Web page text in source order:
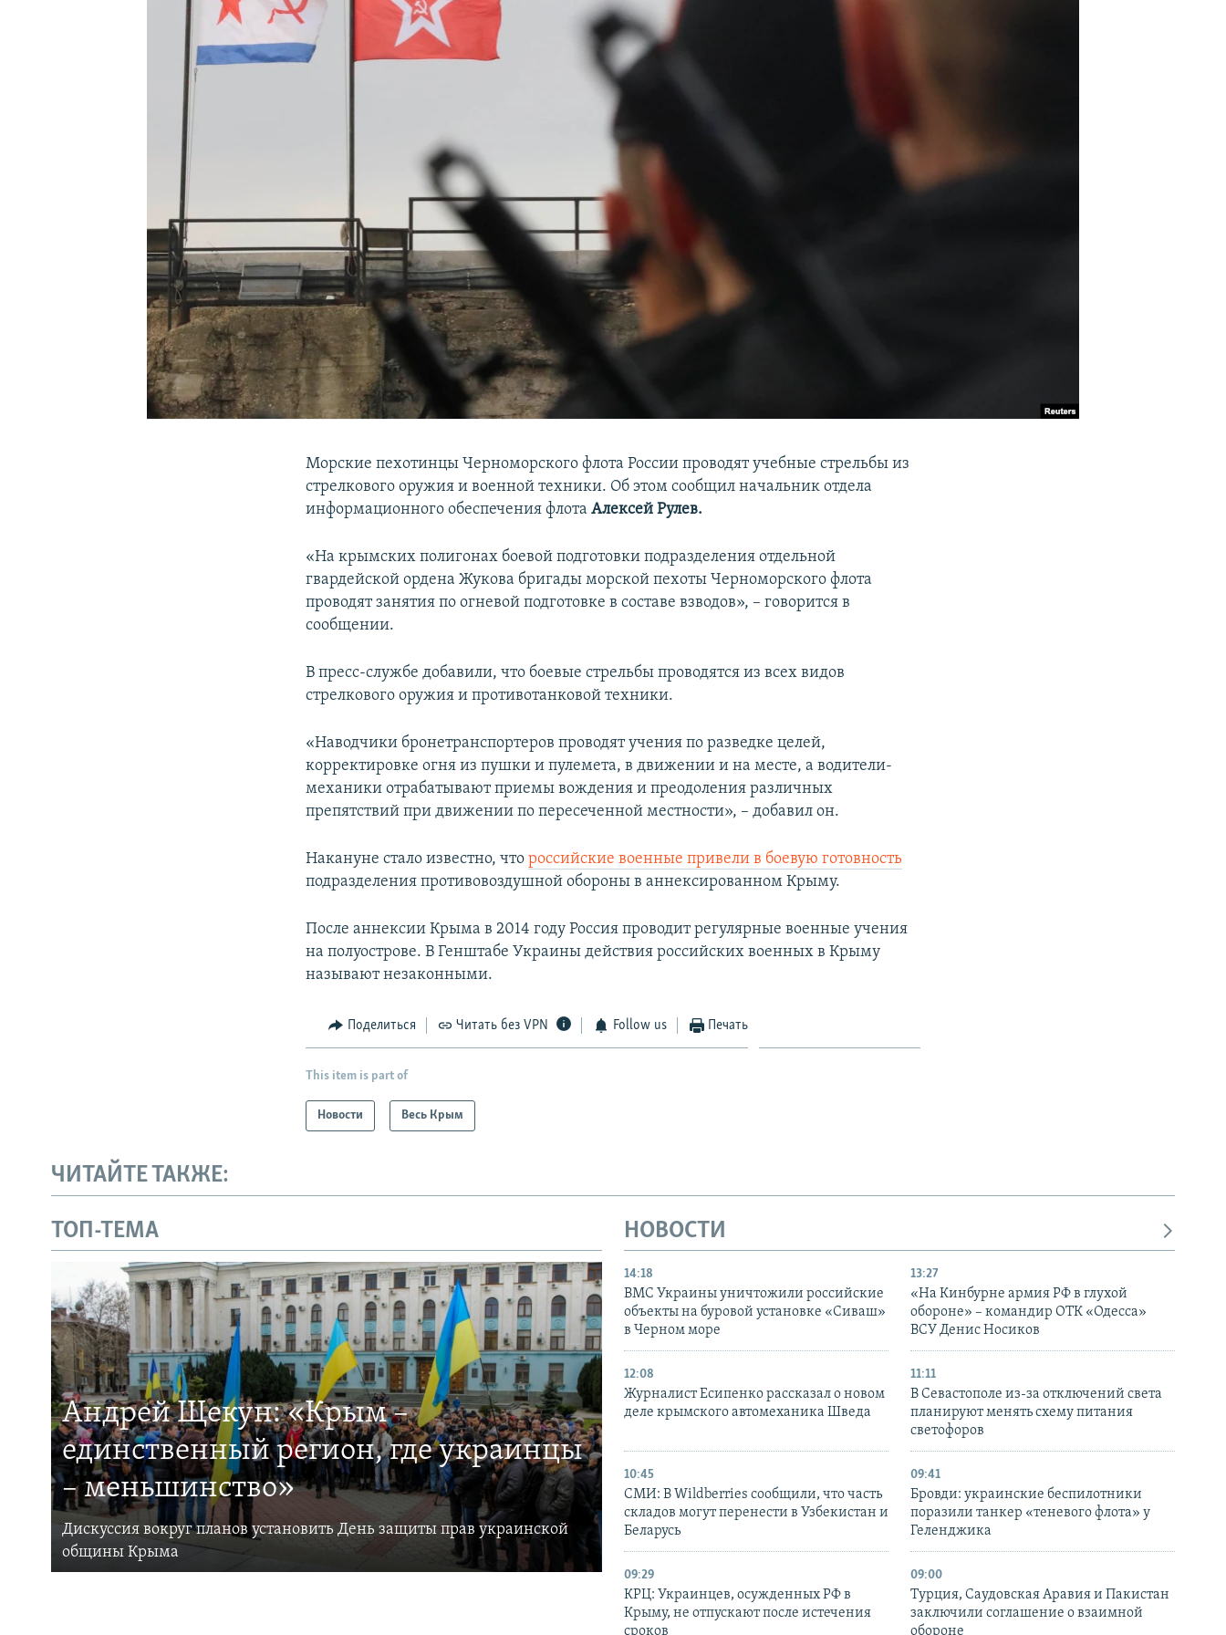
УКРАИНСКАЯ ПРОБЛЕМА КРЫМА
Морские пехотинцы Черноморского флота России проводят учебные стрельбы из
стрелкового оружия и военной техники. Об этом сообщил начальник отдела
информационного обеспечения флотаАлексей Рулев.
«На крымских полигонах боевой подготовки подразделения отдельной
гвардейской ордена Жукова бригады морской пехоты Черноморского флота
проводят занятия по огневой подготовке в составе взводов», – говорится в
сообщении.
В пресс-службе добавили, что боевые стрельбы проводятся из всех видов
стрелкового оружия и противотанковой техники.
«Наводчики бронетранспортеров проводят учения по разведке целей,
корректировке огня из пушки и пулемета, в движении и на месте, а водители-
механики отрабатывают приемы вождения и преодоления различных
препятствий при движении по пересеченной местности», – добавил он.
Накануне стало известно, чтороссийские военные привели в боевую готовность
подразделения противовоздушной обороны в аннексированном Крыму.
После аннексии Крыма в 2014 году Россия проводит регулярные военные учения
на полуострове. В Генштабе Украины действия российских военных в Крыму
называют незаконными.
Поделиться Читать без VPN Follow us Печать
This item is part of
Новости Весь Крым
ЧИТАЙТЕ ТАКЖЕ:
ТОП-ТЕМА
Андрей Щекун: «Крым –
единственный регион, где украинцы
– меньшинство»
Дискуссия вокруг планов установить День защиты прав украинской
общины Крыма
НОВОСТИ
14:18
ВМС Украины уничтожили российские
объекты на буровой установке «Сиваш»
в Черном море
13:27
«На Кинбурне армия РФ в глухой
обороне» – командир ОТК «Одесса»
ВСУ Денис Носиков
12:08
Журналист Есипенко рассказал о новом
деле крымского автомеханика Шведа
11:11
В Севастополе из-за отключений света
планируют менять схему питания
светофоров
10:45
СМИ: В Wildberries сообщили, что часть
складов могут перенести в Узбекистан и
Беларусь
09:41
Бровди: украинские беспилотники
поразили танкер «теневого флота» у
Геленджика
09:29
КРЦ: Украинцев, осужденных РФ в
Крыму, не отпускают после истечения
сроков
09:00
Турция, Саудовская Аравия и Пакистан
заключили соглашение о взаимной
обороне